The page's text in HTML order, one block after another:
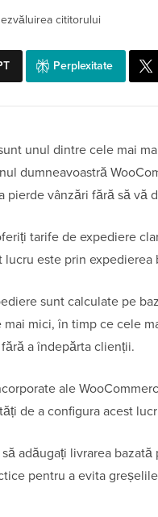
cititorului
Perplexitate
unul dintre cele mai
dumneavoastră
vânzări fără să vă
tarife de expediere
este prin expedierea
sunt calculate pe
mici, în timp ce cele
a îndepărta clienții.
ale
de a configura acest
adăugați livrarea
pentru a evita